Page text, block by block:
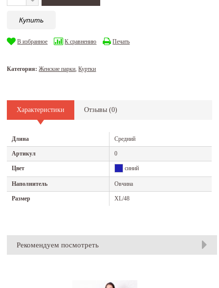
Купить
В избранное К сравнению Печать
Категория:Женские парки,Куртки
Характеристики Отзывы (0)
Длина Средний
Артикул 0
Цвет синий
Наполнитель Овчина
Размер XL/48
Рекомендуем посмотреть